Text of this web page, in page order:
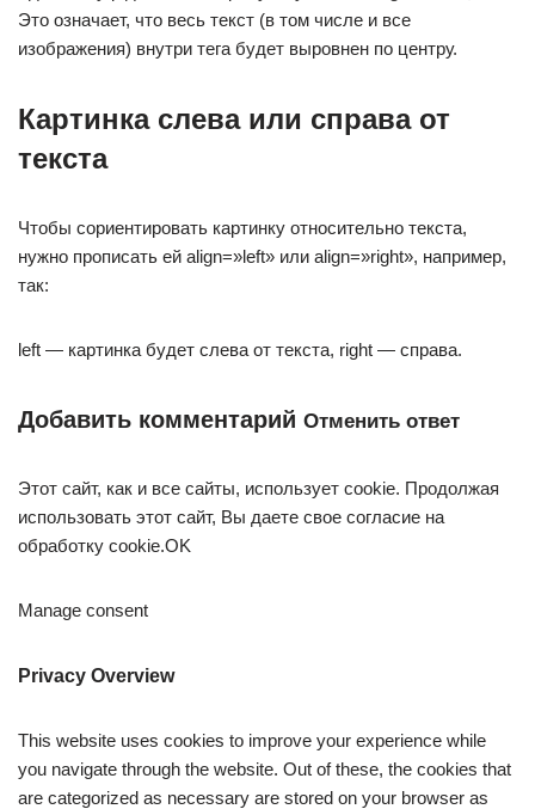
Это означает, что весь текст (в том числе и все
изображения) внутри тега будет выровнен по центру.
Картинка слева или справа от
текста
Чтобы сориентировать картинку относительно текста,
нужно прописать ей align=»left» или align=»right», например,
так:
left — картинка будет слева от текста, right — справа.
Добавить комментарий Отменить ответ
Этот сайт, как и все сайты, использует cookie. Продолжая
использовать этот сайт, Вы даете свое согласие на
обработку cookie.OK
Manage consent
Privacy Overview
This website uses cookies to improve your experience while
you navigate through the website. Out of these, the cookies that
are categorized as necessary are stored on your browser as